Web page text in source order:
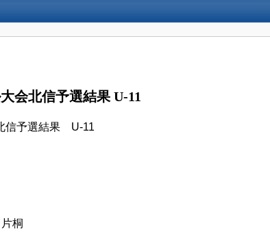
会北信予選結果 U-11
信予選結果 U-11
桐